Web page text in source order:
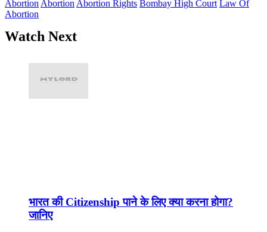
Abortion Abortion Abortion Rights Bombay High Court Law Of
Abortion
Watch Next
भारत की Citizenship पाने के लिए क्या करना होगा?
जानिए